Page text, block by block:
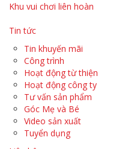
Khu vui chơi liên hoàn
Tin tức
Tin khuyến mãi
Công trình
Hoạt động từ thiện
Hoạt động công ty
Tư vấn sản phẩm
Góc Mẹ và Bé
Video sản xuất
Tuyển dụng